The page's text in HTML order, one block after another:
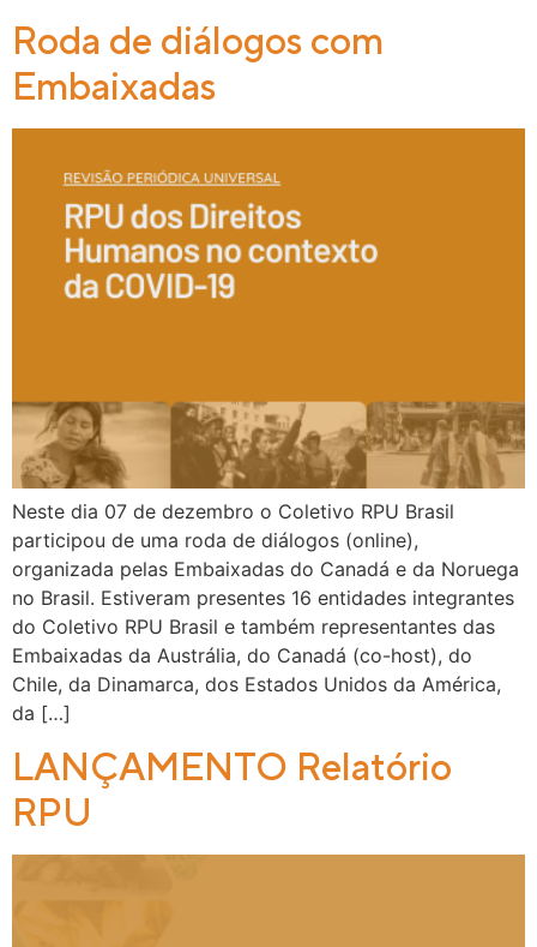
Roda de diálogos com
Embaixadas
Neste dia 07 de dezembro o Coletivo RPU Brasil
participou de uma roda de diálogos (online),
organizada pelas Embaixadas do Canadá e da Noruega
no Brasil. Estiveram presentes 16 entidades integrantes
do Coletivo RPU Brasil e também representantes das
Embaixadas da Austrália, do Canadá (co-host), do
Chile, da Dinamarca, dos Estados Unidos da América,
da […]
LANÇAMENTO Relatório
RPU